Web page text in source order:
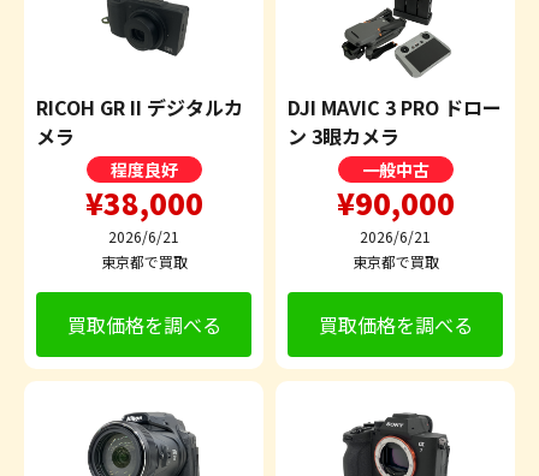
RICOH GR II デジタルカ
メラ
程度良好
¥38,000
2026/6/21
東京都で買取
買取価格を調べる
DJI MAVIC 3 PRO ドロー
ン 3眼カメラ
一般中古
¥90,000
2026/6/21
東京都で買取
買取価格を調べる